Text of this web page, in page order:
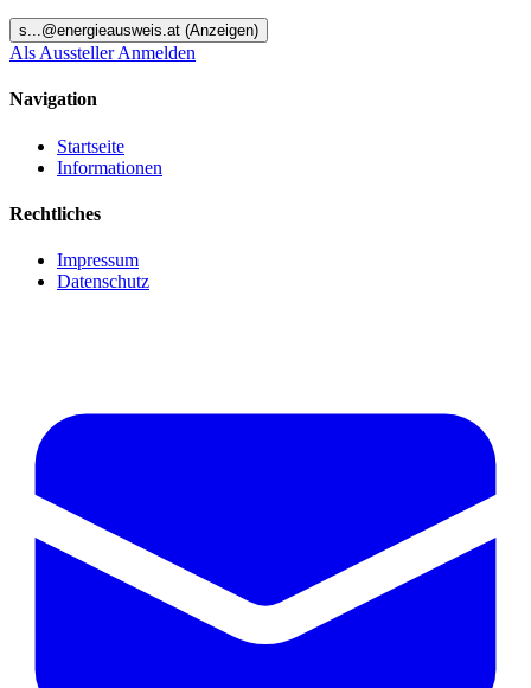
s...@energieausweis.at (Anzeigen)
Als Aussteller Anmelden
Navigation
Startseite
Informationen
Rechtliches
Impressum
Datenschutz